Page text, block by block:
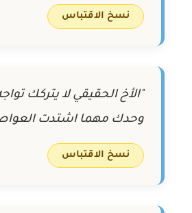
نسخ الاقتباس
"الأخ الحقيقي لا يتركك
وحدك مهما اشتدت
نسخ الاقتباس